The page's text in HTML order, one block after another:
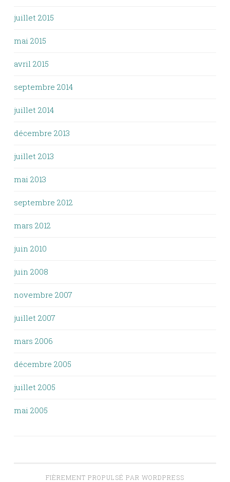
juillet 2015
mai 2015
avril 2015
septembre 2014
juillet 2014
décembre 2013
juillet 2013
mai 2013
septembre 2012
mars 2012
juin 2010
juin 2008
novembre 2007
juillet 2007
mars 2006
décembre 2005
juillet 2005
mai 2005
FIÈREMENT PROPULSÉ PAR WORDPRESS